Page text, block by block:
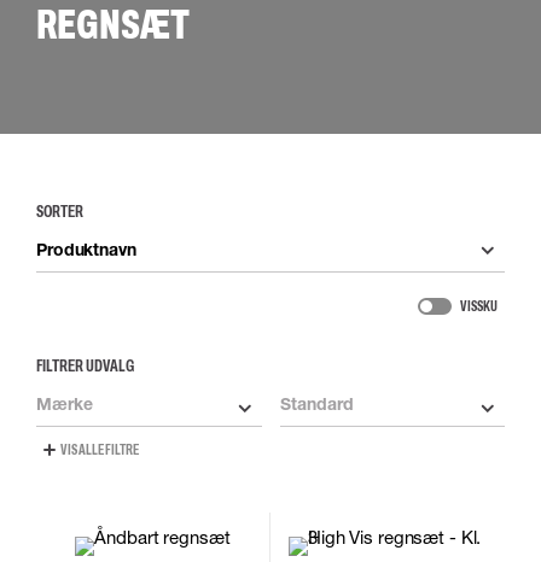
REGNSÆT
FILTRER UDVALG
Mærke Standard
VIS ALLE FILTRE
SORTER
Produktnavn
VIS SKU